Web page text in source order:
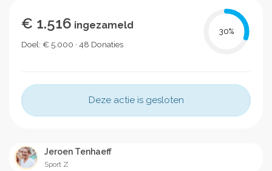
€ 1.516 ingezameld
Doel: € 5.000 · 48 Donaties
30%
Deze actie is gesloten
Jeroen Tenhaeff
Sport Z